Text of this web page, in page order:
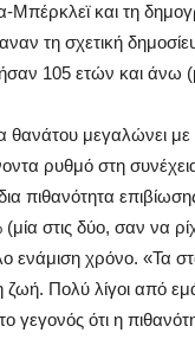
Μπέρκλεϊ και τη
τη σχετική
105 ετών και άνω
θανάτου μεγαλώνει
ρυθμό στη
πιθανότητα
(μία στις δύο, σαν να
χρόνο. «Τα
Πολύ λίγοι από
ότι η